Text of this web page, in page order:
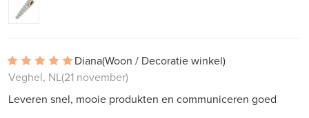
Diana(Woon / Decoratie winkel)
Veghel, NL(21 november)
Leveren snel, mooie produkten en communiceren goed